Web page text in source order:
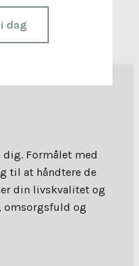
dag
dig. Formålet med
til at håndtere de
din livskvalitet og
og